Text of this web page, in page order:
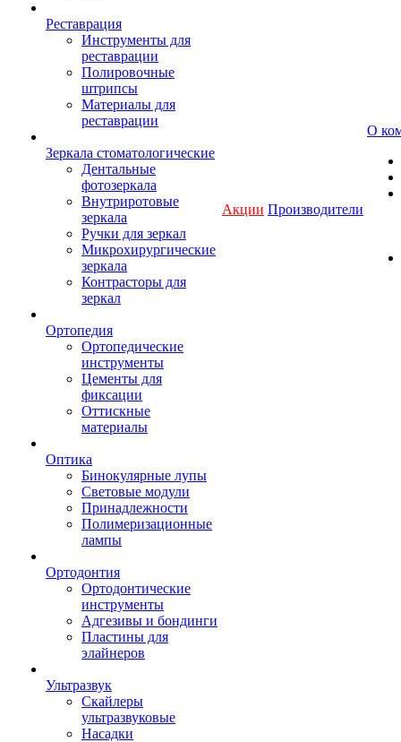
Реставрация
Инструменты для
реставрации
Полировочные
штрипсы
Материалы для
реставрации
Зеркала стоматологические
Дентальные
фотозеркала
Внутриротовые
зеркала
Ручки для зеркал
Микрохирургические
зеркала
Контрасторы для
зеркал
Ортопедия
Ортопедические
инструменты
Цементы для
фиксации
Оттискные
материалы
Оптика
Бинокулярные лупы
Световые модули
Принадлежности
Полимеризационные
лампы
Ортодонтия
Ортодонтические
инструменты
Адгезивы и бондинги
Пластины для
элайнеров
Ультразвук
Скайлеры
ультразвуковые
Насадки
Акции Производители
О